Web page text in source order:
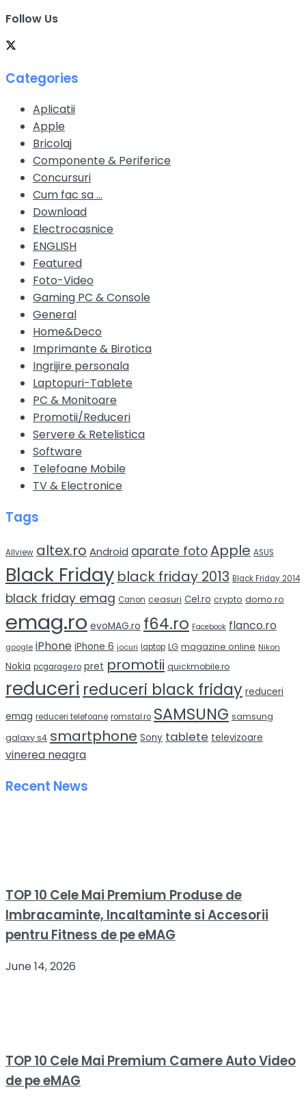
Follow Us
Categories
Aplicatii
Apple
Bricolaj
Componente & Periferice
Concursuri
Cum fac sa …
Download
Electrocasnice
ENGLISH
Featured
Foto-Video
Gaming PC & Console
General
Home&Deco
Imprimante & Birotica
Ingrijire personala
Laptopuri-Tablete
PC & Monitoare
Promotii/Reduceri
Servere & Retelistica
Software
Telefoane Mobile
TV & Electronice
Tags
Allview altex.ro Android aparate fotoApple ASUS
Black Friday black friday 2013 Black Friday 2014
black friday emag Canon ceasuri Cel.ro crypto domo.ro
emag.ro evoMAG.ro f64.ro Facebook flanco.ro
google iPhone iPhone 6 jocuri laptop LG magazine online Nikon
Nokia pcgarage.ro pret promotii quickmobile.ro
reduceri reduceri black friday reduceri
emag reduceri telefoane romstal.ro SAMSUNG samsung
galaxy s4 smartphone Sony tablete televizoare
vinerea neagra
Recent News
TOP 10 Cele Mai Premium Produse de
Imbracaminte, Incaltaminte si Accesorii
pentru Fitness de pe eMAG
June 14, 2026
TOP 10 Cele Mai Premium Camere Auto Video
de pe eMAG